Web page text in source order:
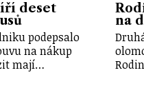
deset
podepsalo
na nákup
mají…
na